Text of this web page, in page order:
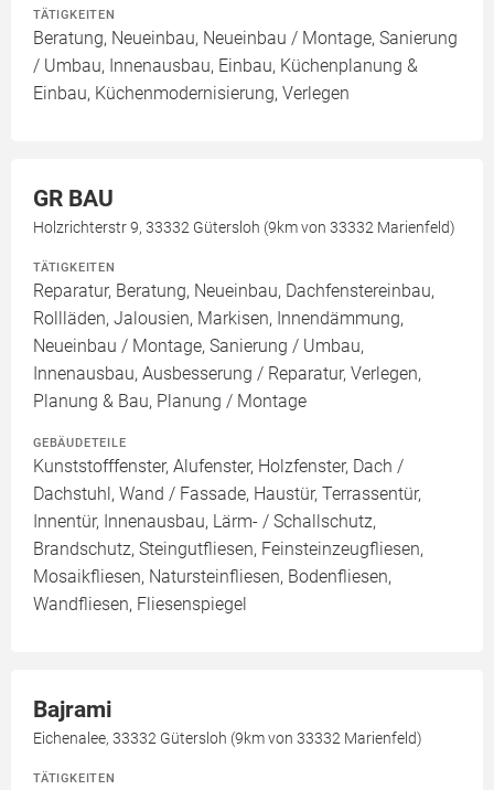
TÄTIGKEITEN
Beratung, Neueinbau, Neueinbau / Montage, Sanierung
/ Umbau, Innenausbau, Einbau, Küchenplanung &
Einbau, Küchenmodernisierung, Verlegen
GR BAU
Holzrichterstr 9, 33332 Gütersloh (9km von 33332 Marienfeld)
TÄTIGKEITEN
Reparatur, Beratung, Neueinbau, Dachfenstereinbau,
Rollläden, Jalousien, Markisen, Innendämmung,
Neueinbau / Montage, Sanierung / Umbau,
Innenausbau, Ausbesserung / Reparatur, Verlegen,
Planung & Bau, Planung / Montage
GEBÄUDETEILE
Kunststofffenster, Alufenster, Holzfenster, Dach /
Dachstuhl, Wand / Fassade, Haustür, Terrassentür,
Innentür, Innenausbau, Lärm- / Schallschutz,
Brandschutz, Steingutfliesen, Feinsteinzeugfliesen,
Mosaikfliesen, Natursteinfliesen, Bodenfliesen,
Wandfliesen, Fliesenspiegel
Bajrami
Eichenalee, 33332 Gütersloh (9km von 33332 Marienfeld)
TÄTIGKEITEN